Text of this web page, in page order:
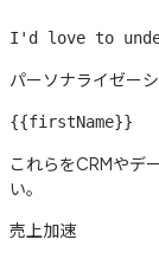
I'd love to
パーソナライゼー
{{firstName}}
これらをCRMやデ
い。
売上加速